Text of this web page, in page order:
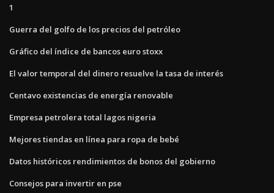
1
Guerra del golfo de los precios del petróleo
Gráfico del índice de bancos euro stoxx
El valor temporal del dinero resuelve la tasa de interés
Centavo existencias de energía renovable
Empresa petrolera total lagos nigeria
Mejores tiendas en línea para ropa de bebé
Datos históricos rendimientos de bonos del gobierno
Consejos para invertir en pse